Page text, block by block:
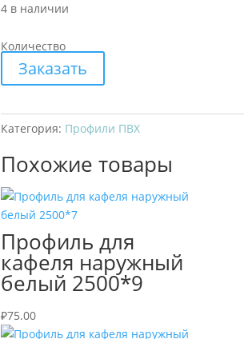
4 в наличии
Количество
Заказать
Категория: Профили ПВХ
Похожие товары
Профиль для
кафеля наружный
белый 2500*9
₽75.00